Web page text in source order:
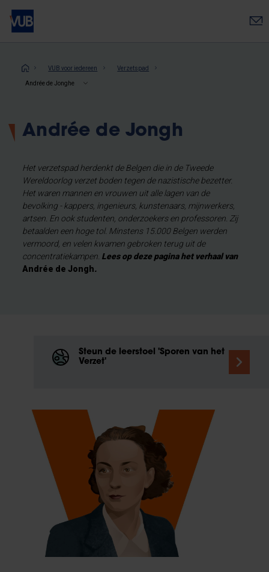
Overslaan
naar
inhoudKruimelpad
VUB voor iedereen Verzetspad
Andrée de Jonghe
Andrée de Jongh
Het verzetspad herdenkt de Belgen die in de Tweede
Wereldoorlog verzet boden tegen de nazistische bezetter.
Het waren mannen en vrouwen uit alle lagen van de
bevolking - kappers, ingenieurs, kunstenaars, mijnwerkers,
artsen. En ook studenten, onderzoekers en professoren. Zij
betaalden een hoge tol. Minstens 15.000 Belgen werden
vermoord, en velen kwamen gebroken terug uit de
concentratiekampen. Lees op deze pagina het verhaal van
Andrée de Jongh.
Steun de leerstoel 'Sporen van het
Verzet'